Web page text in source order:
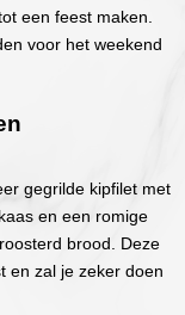
een feest maken.
voor het weekend
gegrilde kipfilet met
en een romige
brood. Deze
en zal je zeker doen